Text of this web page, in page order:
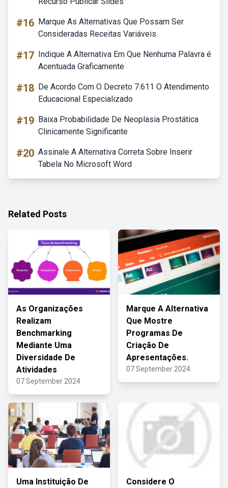
#16 Marque As Alternativas Que Possam Ser
Consideradas Receitas Variáveis.
#17 Indique A Alternativa Em Que Nenhuma Palavra é
Acentuada Graficamente
#18 De Acordo Com O Decreto 7.611 O Atendimento
Educacional Especializado
#19 Baixa Probabilidade De Neoplasia Prostática
Clinicamente Significante
#20 Assinale A Alternativa Correta Sobre Inserir
Tabela No Microsoft Word
Related Posts
As Organizações
Realizam
Benchmarking
Mediante Uma
Diversidade De
Atividades
07 September 2024
Marque A Alternativa
Que Mostre
Programas De
Criação De
Apresentações.
07 September 2024
Uma Instituição De Considere O